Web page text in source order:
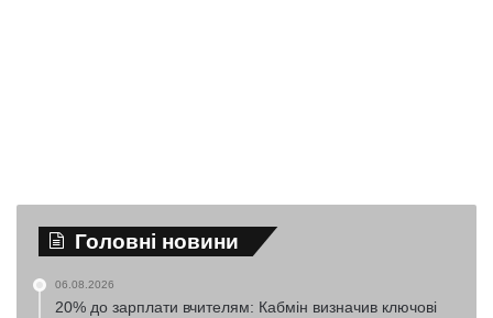
Головні новини
06.08.2026
20% до зарплати вчителям: Кабмін визначив ключові